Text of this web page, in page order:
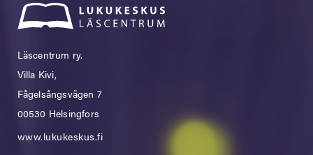
Läscentrum ry.
Villa Kivi,
Fågelsångsvägen 7
00530 Helsingfors
www.lukukeskus.fi